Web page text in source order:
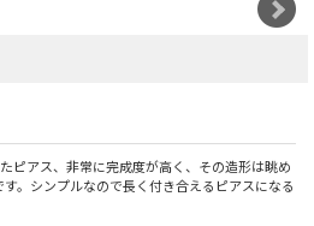
ピアス、非常に完成度が高く、その造形は眺め
。シンプルなので長く付き合えるピアスになる